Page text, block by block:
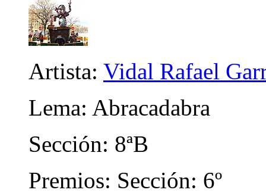
Artista: Vidal Rafael
Lema: Abracadabra
Sección: 8ªB
Premios: Sección: 6º